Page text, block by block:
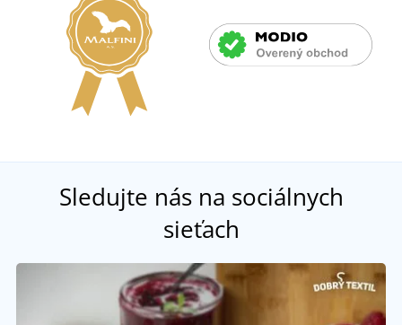
Sledujte nás na sociálnych
sieťach